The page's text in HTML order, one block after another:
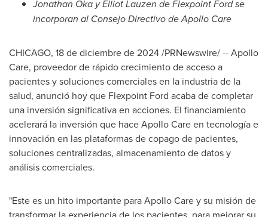
Jonathan Oka y Elliot Lauzen de Flexpoint Ford se
incorporan al Consejo Directivo deApollo Care
CHICAGO, 18 de diciembre de 2024/PRNewswire/ --Apollo
Care, proveedor de rápido crecimiento de acceso a
pacientes y soluciones comerciales en la industria de la
salud, anunció hoy que Flexpoint Ford acaba de completar
una inversión significativa en acciones. El financiamiento
acelerará la inversión que haceApollo Careen tecnología e
innovación en las plataformas de copago de pacientes,
soluciones centralizadas, almacenamiento de datos y
análisis comerciales.
"Este es un hito importante paraApollo Carey su misión de